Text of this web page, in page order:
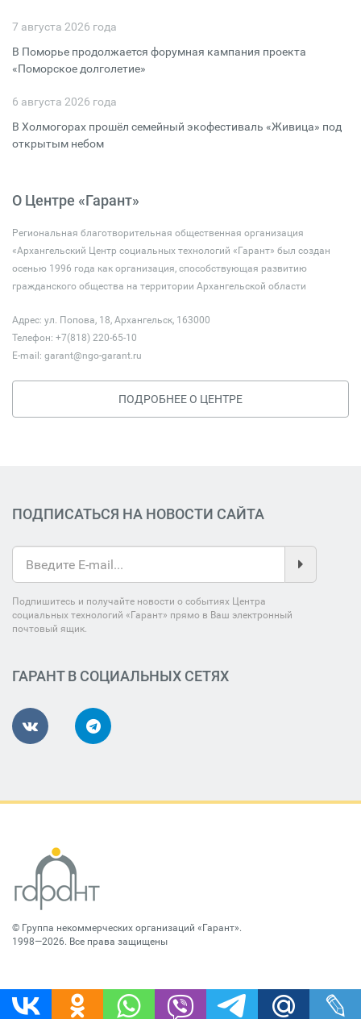
7 августа 2026 года
В Поморье продолжается форумная кампания проекта
«Поморское долголетие»
6 августа 2026 года
В Холмогорах прошёл семейный экофестиваль «Живица» под
открытым небом
О Центре «Гарант»
Региональная благотворительная общественная организация
«Архангельский Центр социальных технологий «Гарант» был создан
осенью 1996 года как организация, способствующая развитию
гражданского общества на территории Архангельской области
Адрес: ул. Попова, 18, Архангельск, 163000
Телефон: +7(818) 220-65-10
E-mail: garant@ngo-garant.ru
ПОДРОБНЕЕ О ЦЕНТРЕ
ПОДПИСАТЬСЯ НА НОВОСТИ САЙТА
Подпишитесь и получайте новости о событиях Центра
социальных технологий «Гарант» прямо в Ваш электронный
почтовый ящик.
ГАРАНТ В СОЦИАЛЬНЫХ СЕТЯХ
© Группа некоммерческих организаций «Гарант».
1998—2026. Все права защищены